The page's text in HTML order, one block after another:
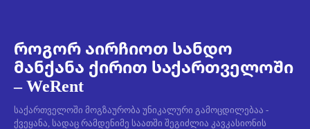
როგორ აირჩიოთ სანდო
მანქანა ქირით საქართველოში
– WeRent
საქართველოში მოგზაურობა უნიკალური გამოცდილებაა -
ქვეყანა, სადაც რამდენიმე საათში შეგიძლია კავკასიონის